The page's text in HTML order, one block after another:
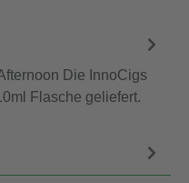
Die InnoCigs
Flasche geliefert.